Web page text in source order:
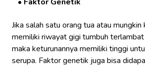
Jika salah satu orang tua atau mungkin
memiliki riwayat gigi tumbuh
maka keturunannya memiliki tinggi
serupa. Faktor genetik juga bisa